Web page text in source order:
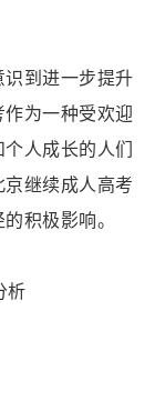
到进一步提升
为一种受欢迎
人成长的人们
继续成人高考
积极影响。
析